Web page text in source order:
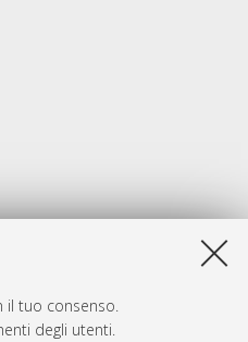
il tuo consenso.
degli utenti.